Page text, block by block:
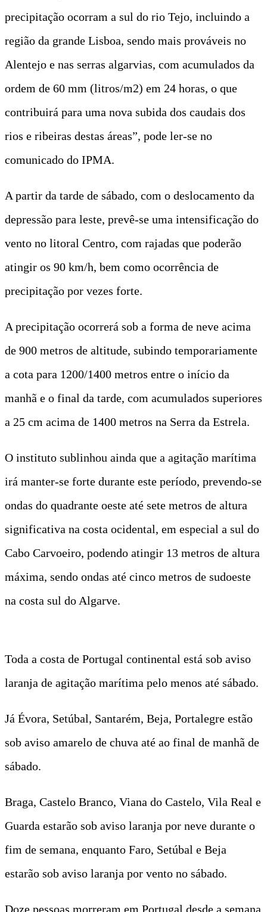
precipitação ocorram a sul do rio Tejo, incluindo a
região da grande Lisboa, sendo mais prováveis no
Alentejo e nas serras algarvias, com acumulados da
ordem de 60 mm (litros/m2) em 24 horas, o que
contribuirá para uma nova subida dos caudais dos
rios e ribeiras destas áreas”, pode ler-se no
comunicado do IPMA.
A partir da tarde de sábado, com o deslocamento da
depressão para leste, prevê-se uma intensificação do
vento no litoral Centro, com rajadas que poderão
atingir os 90 km/h, bem como ocorrência de
precipitação por vezes forte.
A precipitação ocorrerá sob a forma de neve acima
de 900 metros de altitude, subindo temporariamente
a cota para 1200/1400 metros entre o início da
manhã e o final da tarde, com acumulados superiores
a 25 cm acima de 1400 metros na Serra da Estrela.
O instituto sublinhou ainda que a agitação marítima
irá manter-se forte durante este período, prevendo-se
ondas do quadrante oeste até sete metros de altura
significativa na costa ocidental, em especial a sul do
Cabo Carvoeiro, podendo atingir 13 metros de altura
máxima, sendo ondas até cinco metros de sudoeste
na costa sul do Algarve.
Toda a costa de Portugal continental está sob aviso
laranja de agitação marítima pelo menos até sábado.
Já Évora, Setúbal, Santarém, Beja, Portalegre estão
sob aviso amarelo de chuva até ao final de manhã de
sábado.
Braga, Castelo Branco, Viana do Castelo, Vila Real e
Guarda estarão sob aviso laranja por neve durante o
fim de semana, enquanto Faro, Setúbal e Beja
estarão sob aviso laranja por vento no sábado.
Doze pessoas morreram em Portugal desde a semana